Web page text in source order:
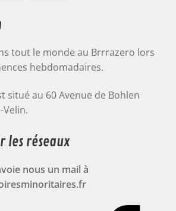
tout le monde au Brrrazero lors
hebdomadaires.
situé au 60 Avenue de Bohlen
Velin.
les réseaux
nous un mail à